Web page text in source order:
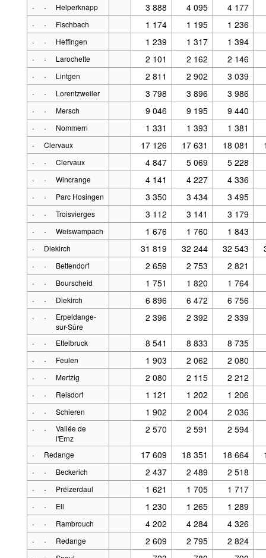
· · Helperknapp 3 888 4 095
4 177
· · Fischbach 1 174 1 195
1 236
· · Heffingen 1 239 1 317
1 394
· · Larochette 2 101 2 162
2 146
· · Lintgen 2 811 2 902
3 039
· · Lorentzweiler 3 798 3 896
3 986
· · Mersch 9 046 9 195
9 440
· · Nommern 1 331 1 393
1 381
·
Clervaux 17 126 17 631 18 081
· · Clervaux 4 847 5 069
5 228
· · Wincrange 4 141 4 227
4 336
· · Parc Hosingen 3 350 3 434
3 495
· · Troisvierges 3 112 3 141
3 179
· · Weiswampach 1 676 1 760
1 843
·
Diekirch 31 819 32 244 32 543
· · Bettendorf 2 659 2 753
2 821
· · Bourscheid 1 751 1 820
1 764
· · Diekirch 6 896 6 472
6 756
· ·
Erpeldange-
sur-Sûre
2 396 2 392 2 339
· · Ettelbruck 8 541 8 833
8 735
· · Feulen 1 903 2 062
2 080
· · Mertzig 2 080 2 115
2 212
· · Reisdorf 1 121 1 202
1 206
· · Schieren 1 902 2 004
2 036
· ·
Vallée de
l'Ernz
2 570 2 591 2 594
· Redange 17 609 18 351 18 664
· · Beckerich 2 437 2 489
2 518
· · Préizerdaul 1 621 1 705
1 717
· · Ell 1 230 1 265
1 289
· · Rambrouch 4 202 4 284
4 326
· · Redange 2 609 2 795
2 824